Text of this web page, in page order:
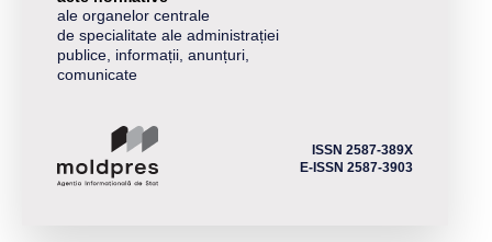
ale organelor centrale
de specialitate ale administrației
publice, informații, anunțuri,
comunicate
ISSN 2587-389X
E-ISSN 2587-3903